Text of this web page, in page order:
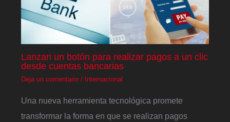
Lanzan un botón para realizar pagos a un clic
desde cuentas bancarias
Deja un comentario / Internacional
Una nueva herramienta tecnológica promete
transformar la forma en que se realizan pagos